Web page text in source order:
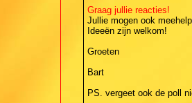
Graag jullie reacties!
Jullie mogen ook
Ideeën zijn welkom!
Groeten
Bart
PS. vergeet ook de poll